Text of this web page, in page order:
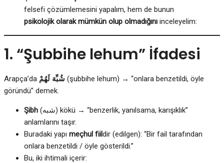
felsefi çözümlemesini yapalım, hem de bunun
psikolojik olarak mümkün olup olmadığını inceleyelim:
1. “Şubbihe lehum” İfadesi
Arapça’da شُبِّهَ لَهُمْ (şubbihe lehum) → “onlara benzetildi, öyle
göründü” demek.
Şibh (شبه) kökü → “benzerlik, yanılsama, karışıklık”
anlamlarını taşır.
Buradaki yapı meçhul fiildir (edilgen): “Bir fail tarafından
onlara benzetildi / öyle gösterildi.”
Bu, iki ihtimali içerir: